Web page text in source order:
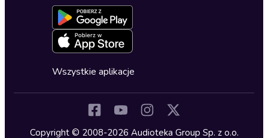
Dla młodzieży
Kryminały
Formularz zgłaszania nielegalnych treści
Deklaracja dostępności
Oferta dla firm i bibliotek
Blog
Zapowiedzi
Cykle audiobooków
Wszystkie aplikacje
Copyright © 2008-2026 Audioteka Group Sp. z o.o.